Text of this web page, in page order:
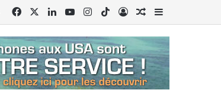
FacebookLinkedinYouTubeInstagram
TikTokConnexion
Article Aléatoire
Sidebar